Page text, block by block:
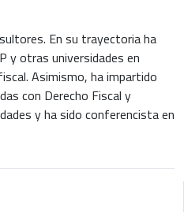
En su trayectoria ha
y otras universidades en
Asimismo, ha impartido
con Derecho Fiscal y
y ha sido conferencista en